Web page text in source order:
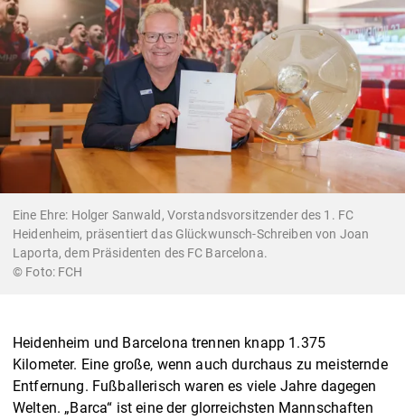
Eine Ehre: Holger Sanwald, Vorstandsvorsitzender des 1. FC
Heidenheim, präsentiert das Glückwunsch-Schreiben von Joan
Laporta, dem Präsidenten des FC Barcelona.
FCH
Heidenheim und Barcelona trennen knapp 1.375
Kilometer. Eine große, wenn auch durchaus zu meisternde
Entfernung. Fußballerisch waren es viele Jahre dagegen
Welten. „Barca“ ist eine der glorreichsten Mannschaften